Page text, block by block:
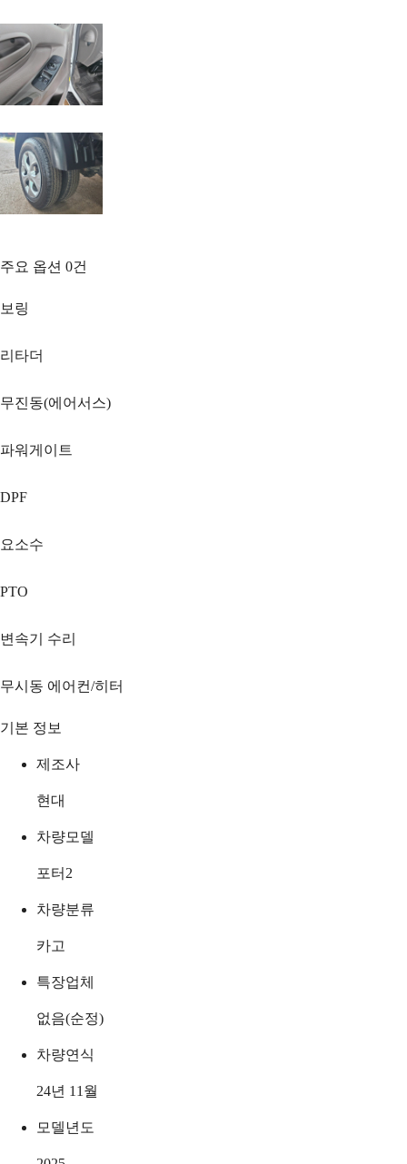
주요 옵션 0건
보링
리타더
무진동(에어서스)
파워게이트
DPF
요소수
PTO
변속기 수리
무시동 에어컨/히터
기본 정보
제조사
현대
차량모델
포터2
차량분류
카고
특장업체
없음(순정)
차량연식
24년 11월
모델년도